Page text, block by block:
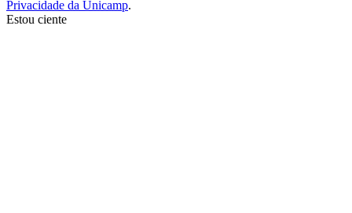
Privacidade da Unicamp.
Estou ciente